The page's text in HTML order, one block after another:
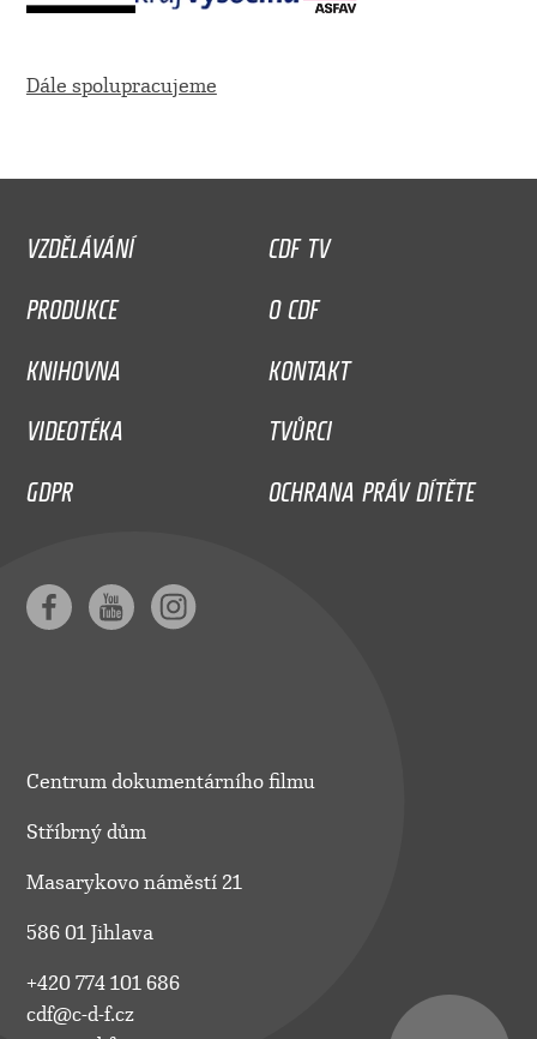
Dále spolupracujeme
VZDĚLÁVÁNÍ
CDF TV
PRODUKCE
O CDF
KNIHOVNA
KONTAKT
VIDEOTÉKA
TVŮRCI
GDPR
OCHRANA PRÁV DÍTĚTE
Centrum dokumentárního filmu
Stříbrný dům
Masarykovo náměstí 21
586 01 Jihlava
+420 774 101 686
cdf@c-d-f.cz